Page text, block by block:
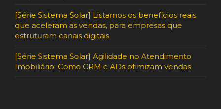
[Série Sistema Solar] Listamos os benefícios reais
que aceleram as vendas, para empresas que
estruturam canais digitais
[Série Sistema Solar] Agilidade no Atendimento
Imobiliário: Como CRM e ADs otimizam vendas